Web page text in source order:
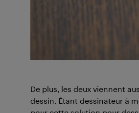
De plus, les deux viennent
dessin. Étant dessinateur à